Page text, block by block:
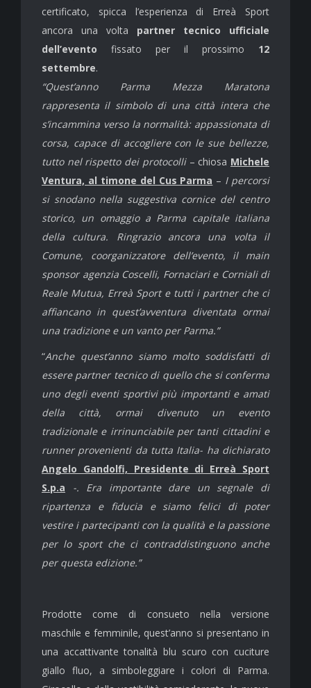
certificato, spicca l’esperienza di Erreà Sport
ancora una volta partner tecnico ufficiale
dell’evento fissato per il prossimo 12
settembre.
“Quest’anno Parma Mezza Maratona
rappresenta il simbolo di una città intera che
s’incammina verso la normalità: appassionata di
corsa, capace di accogliere con le sue bellezze,
tutto nel rispetto dei protocolli– chiosa Michele
Ventura, al timone del Cus Parma – I percorsi
si snodano nella suggestiva cornice del centro
storico, un omaggio a Parma capitale italiana
della cultura. Ringrazio ancora una volta il
Comune, coorganizzatore dell’evento, il main
sponsor agenzia Coscelli, Fornaciari e Corniali di
Reale Mutua, Erreà Sport e tutti i partner che ci
affiancano in quest’avventura diventata ormai
una tradizione e un vanto per Parma.”
“Anche quest’anno siamo molto soddisfatti di
essere partner tecnico di quello che si conferma
uno degli eventi sportivi più importanti e amati
della città, ormai divenuto un evento
tradizionale e irrinunciabile per tanti cittadini e
runner provenienti da tutta Italia- ha dichiarato
Angelo Gandolfi, Presidente di Erreà Sport
S.p.a -. Era importante dare un segnale di
ripartenza e fiducia e siamo felici di poter
vestire i partecipanti con la qualità e la passione
per lo sport che ci contraddistinguono anche
per questa edizione.”
Prodotte come di consueto nella versione
maschile e femminile, quest’anno si presentano in
una accattivante tonalità blu scuro con cuciture
giallo fluo, a simboleggiare i colori di Parma.